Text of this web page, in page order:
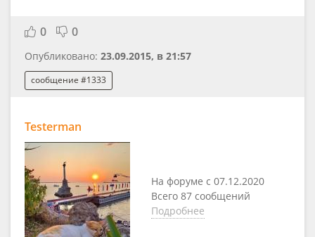
0 0
Опубликовано: 23.09.2015, в 21:57
сообщение #1333
Testerman
На форуме с 07.12.2020
Всего 87 сообщений
Подробнее